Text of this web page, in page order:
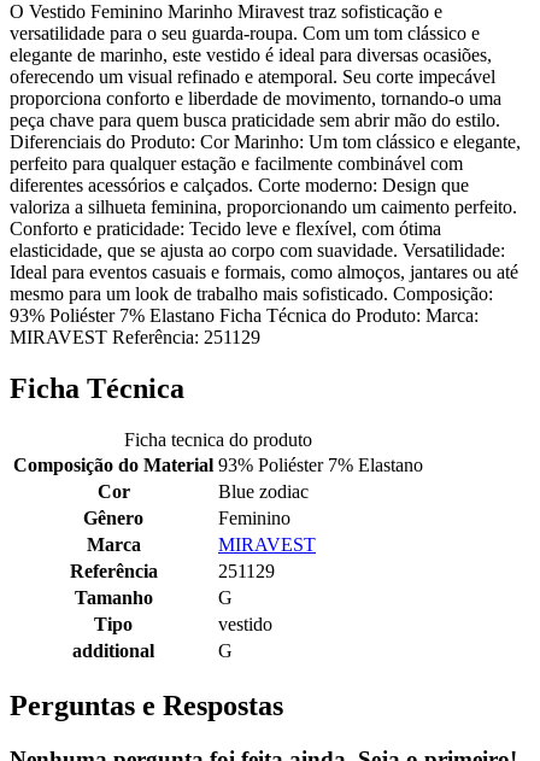
O Vestido Feminino Marinho Miravest traz sofisticação e
versatilidade para o seu guarda-roupa. Com um tom clássico e
elegante de marinho, este vestido é ideal para diversas ocasiões,
oferecendo um visual refinado e atemporal. Seu corte impecável
proporciona conforto e liberdade de movimento, tornando-o uma
peça chave para quem busca praticidade sem abrir mão do estilo.
Diferenciais do Produto: Cor Marinho: Um tom clássico e elegante,
perfeito para qualquer estação e facilmente combinável com
diferentes acessórios e calçados. Corte moderno: Design que
valoriza a silhueta feminina, proporcionando um caimento perfeito.
Conforto e praticidade: Tecido leve e flexível, com ótima
elasticidade, que se ajusta ao corpo com suavidade. Versatilidade:
Ideal para eventos casuais e formais, como almoços, jantares ou até
mesmo para um look de trabalho mais sofisticado. Composição:
93% Poliéster 7% Elastano Ficha Técnica do Produto: Marca:
MIRAVEST Referência: 251129
Ficha Técnica
Ficha tecnica do produto
Composição do Material 93% Poliéster 7% Elastano
Cor
Blue zodiac
Gênero
Feminino
Marca
MIRAVEST
Referência
251129
Tamanho
G
Tipo
vestido
additional
G
Perguntas e Respostas